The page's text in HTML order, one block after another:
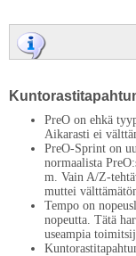
PreO on ehkä
Aikarasti ei
PreO-Sprint on
normaalista
m. Vain A/Z-
muttei
Tempo on
nopeutta. Tätä
useampia